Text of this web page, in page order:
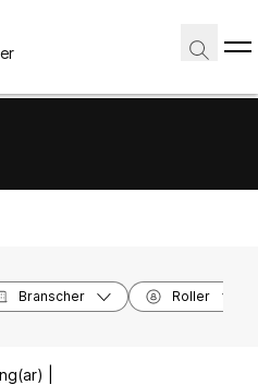
Branscher Roller
|